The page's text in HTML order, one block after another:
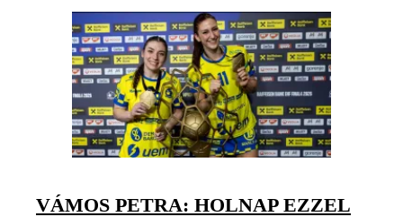
VÁMOS PETRA: HOLNAP EZZEL